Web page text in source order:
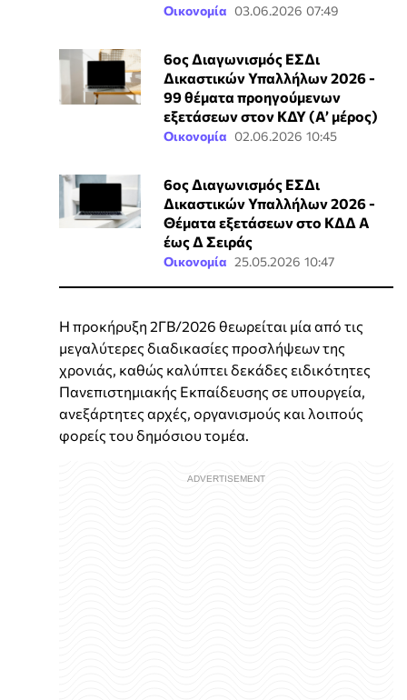
Οικονομία 03.06.2026 07:49
6ος Διαγωνισμός ΕΣΔι
Δικαστικών Υπαλλήλων 2026 -
99 θέματα προηγούμενων
εξετάσεων στον ΚΔΥ (Α’ μέρος)
Οικονομία 02.06.2026 10:45
6ος Διαγωνισμός ΕΣΔι
Δικαστικών Υπαλλήλων 2026 -
Θέματα εξετάσεων στο ΚΔΔ Α
έως Δ Σειράς
Οικονομία 25.05.2026 10:47
Η προκήρυξη 2ΓΒ/2026 θεωρείται μία από τις
μεγαλύτερες διαδικασίες προσλήψεων της
χρονιάς, καθώς καλύπτει δεκάδες ειδικότητες
Πανεπιστημιακής Εκπαίδευσης σε υπουργεία,
ανεξάρτητες αρχές, οργανισμούς και λοιπούς
φορείς του δημόσιου τομέα.